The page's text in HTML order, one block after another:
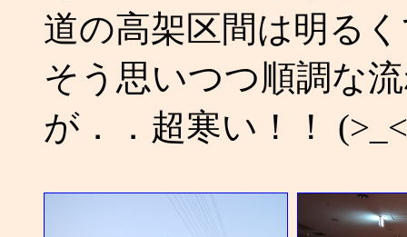
道の高架区間は明る
そう思いつつ順調な
が．．超寒い！！